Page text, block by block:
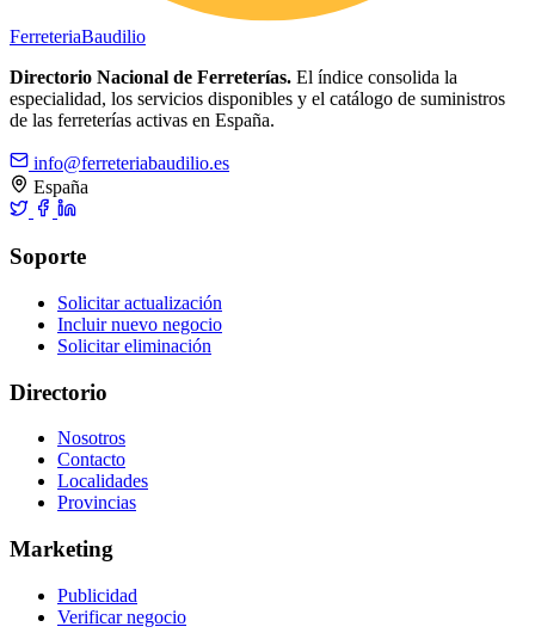
FerreteriaBaudilio
Directorio Nacional de Ferreterías. El índice consolida la
especialidad, los servicios disponibles y el catálogo de suministros
de las ferreterías activas en España.
info@ferreteriabaudilio.es
España
Soporte
Solicitar actualización
Incluir nuevo negocio
Solicitar eliminación
Directorio
Nosotros
Contacto
Localidades
Provincias
Marketing
Publicidad
Verificar negocio